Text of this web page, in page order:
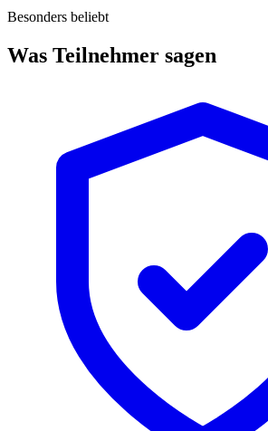
Besonders beliebt
Was Teilnehmer sagen